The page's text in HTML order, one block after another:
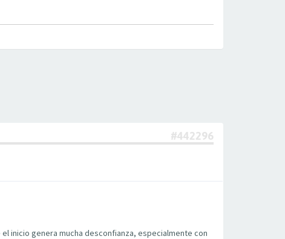
#442296
inicio genera mucha desconfianza, especialmente con